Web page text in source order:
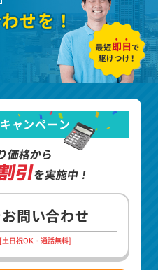
せを！
ャンペーン
価格から
引を実施中！
問い合わせ
[土日祝OK・通話無料]